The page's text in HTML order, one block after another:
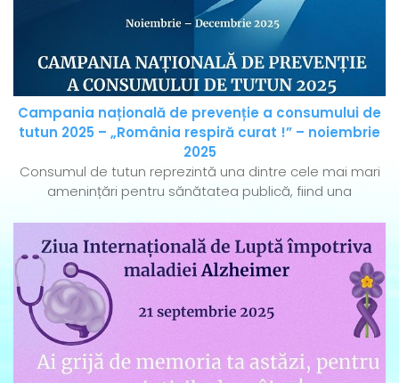
Campania națională de prevenție a consumului de
tutun 2025 – „România respiră curat !” – noiembrie
2025
Consumul de tutun reprezintă una dintre cele mai mari
amenințări pentru sănătatea publică, fiind una